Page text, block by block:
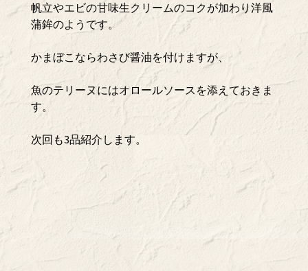
帆立やエビの甘味生クリームのコクが加わり洋風
蒲鉾のようです。
かまぼこならわさび醤油を付けますが、
魚のテリーヌにはオロールソースを添えておきま
す。
次回も3品紹介します。